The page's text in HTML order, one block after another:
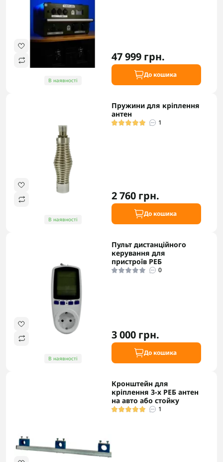
В наявності
47 999 грн.
До кошика
В наявності
Пружини для кріплення
антен
1
2 760 грн.
До кошика
В наявності
Пульт дистанційного
керування для
пристроїв РЕБ
0
3 000 грн.
До кошика
Кронштейн для
кріплення 3-х РЕБ антен
на авто або стойку
1